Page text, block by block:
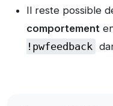
Il reste possible
comportement
!pwfeedback